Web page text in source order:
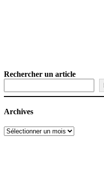
Rechercher un article
Archives
Archives